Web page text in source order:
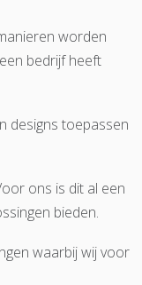
worden
bedrijf heeft
designs toepassen
ons is dit al een
bieden.
waarbij wij voor